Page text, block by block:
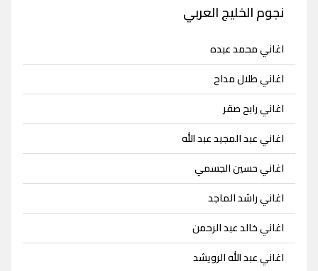
نجوم الخليج العربي
اغاني محمد عبده
اغاني طلال مداح
اغاني رابح صقر
اغاني عبد المجيد عبد الله
اغاني حسين الجسمي
اغاني راشد الماجد
اغاني خالد عبد الرحمن
اغاني عبد الله الرويشد